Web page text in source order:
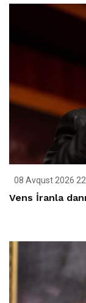
08 Avqust 2026
Vens İranla